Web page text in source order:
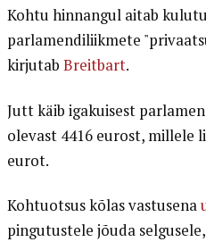
Kohtu hinnangul aitab
parlamendiliikmete
kirjutab Breitbart.
Jutt käib igakuisest
olevast 4416 eurost, millele
eurot.
Kohtuotsus kõlas vastusena
pingutustele jõuda